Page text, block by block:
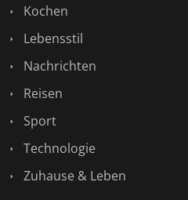
Kochen
Lebensstil
Nachrichten
Reisen
Sport
Technologie
Zuhause & Leben